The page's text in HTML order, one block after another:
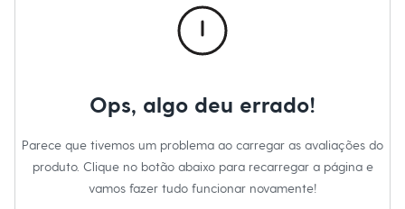
Saídas de praia
Personagens
Blusas e Camisetas
Calças
Casacos e Jaquetas
Ops, algo deu errado!
Parece que tivemos um problema ao carregar as avaliações do
produto. Clique no botão abaixo para recarregar a página e
vamos fazer tudo funcionar novamente!